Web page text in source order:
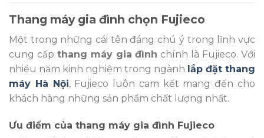
Thang máy gia đình chọn Fujieco
Một trong những cái tên đáng chú ý trong lĩnh vực
cung cấp thang máy gia đình chính là Fujieco. Với
nhiều năm kinh nghiệm trong ngành lắp đặt thang
máy Hà Nội, Fujieco luôn cam kết mang đến cho
khách hàng những sản phẩm chất lượng nhất.
Ưu điểm của thang máy gia đình Fujieco